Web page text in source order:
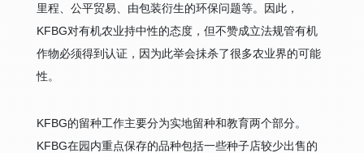
里程、公平贸易、由包装衍生的环保问题等。因此，
KFBG对有机农业持中性的态度，但不赞成立法规管有机
作物必须得到认证，因为此举会抺杀了很多农业界的可能
性。
KFBG的留种工作主要分为实地留种和教育两个部分。
KFBG在园内重点保存的品种包括一些种子店较少出售的